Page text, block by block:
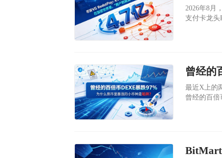
​2026年8月
支付卡龙头
最近X上的
曾经的百倍